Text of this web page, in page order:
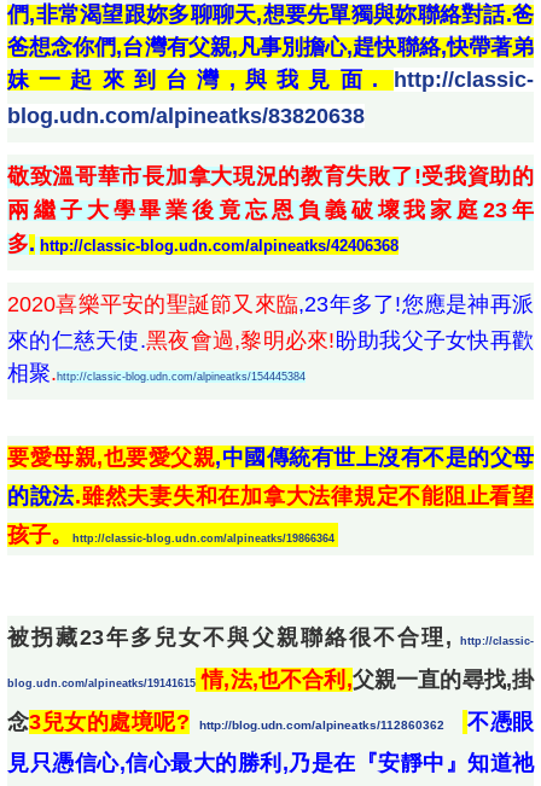
們,非常渴望跟妳多聊聊天,想要先單獨與妳聯絡對話.爸
爸想念你們,台灣有父親,凡事別擔心,趕快聯絡,快帶著弟
妹一起來到台灣,與我見面.
http://classic-
blog.udn.com/alpineatks/83820638
敬致溫哥華市長加拿大現況的教育失敗了!受我資助的
兩繼子大學畢業後竟忘恩負義破壞我家庭23年
多. http://classic-blog.udn.com/alpineatks/42406368
2020喜樂平安的聖誕節又來臨,23年多了!您應是神再派
來的仁慈天使.黑夜會過,黎明必來! 盼助我父子女快再歡
相聚. http://classic-blog.udn.com/alpineatks/154445384
要愛母親,也要愛父親,中國傳統有世上沒有不是的父母
的說法.雖然夫妻失和在加拿大法律規定不能阻止看望
孩子。
http://classic-blog.udn.com/alpineatks/19866364
被拐藏23年多兒女不與父親聯絡很不合理, http://classic-
blog.udn.com/alpineatks/19141615 情,法,也不合利,父親一直的尋找,掛
念3兒女的處境呢? http://blog.udn.com/alpineatks/112860362
不憑眼
見只憑信心,信心最大的勝利,乃是在『安靜中』知道祂